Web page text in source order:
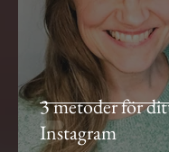
3 metoder för
Instagram